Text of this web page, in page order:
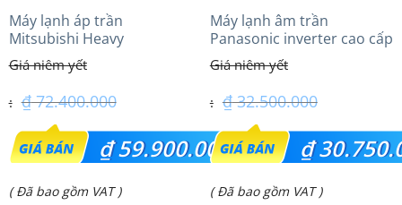
Máy lạnh áp trần
Mitsubishi Heavy
FDE140VG (6.0Hp) Cao cấp
– 3 Pha
₫72.400.000
Giá
gốc
là:
₫59.900.000
Giá
( Đã bao gồm VAT )
Máy lạnh âm trần
Panasonic inverter cao cấp
(3.0Hp) S-2430PU3HA/U-
24PRH1H5
₫32.500.000
Giá
gốc
là:
₫
Giá
( Đã bao gồm VAT )